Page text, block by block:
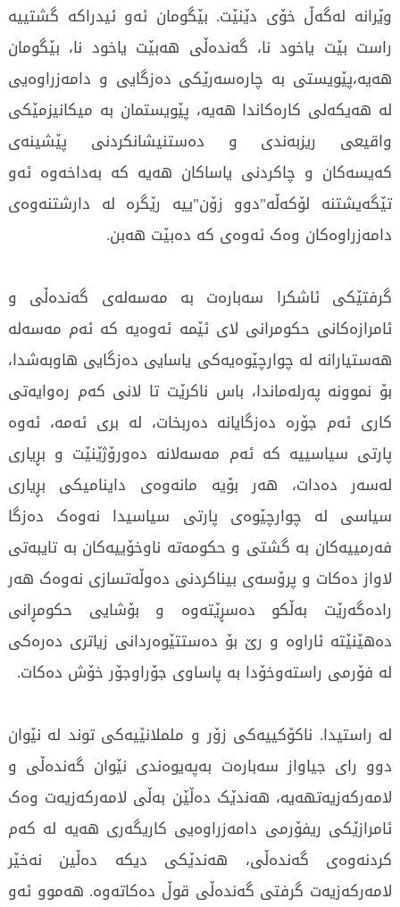
وێرانە لەگەڵ خۆی دێنێت. بێگومان ئەو ئیدراکە گشتییە
راست بێت یاخود نا، گەندەڵی هەبێت یاخود نا، بێگومان
هەیە،پێویستی بە چارەسەرێکی دەزگایی و دامەزراوەیی
لە هەیکەلی کارەکاندا هەیە، پێویستمان بە میکانیزمێکی
واقیعی ریزبەندی و دەستنیشانکردنی پێشینەی
کەیسەکان و چاکردنی یاساکان هەیە کە بەداخەوە ئەو
تێگەیشتنە لۆکەڵە"دوو زۆن"ییە رێگرە لە دارشتنەوەی
دامەزراوەکان وەک ئەوەی کە دەبێت هەبن.
گرفتێکی ئاشکرا سەبارەت بە مەسەلەی گەندەڵی و
ئامرازەکانی حکومرانی لای ئێمە ئەوەیە کە ئەم مەسەلە
هەستیارانە لە چوارچێوەیەکی یاسایی دەزگایی هاوبەشدا،
بۆ نموونە پەرلەماندا، باس ناکرێت تا لانی کەم رەوایەتی
کاری ئەم جۆرە دەزگایانە دەربخات، لە بری ئەمە، ئەوە
پارتی سیاسییە کە ئەم مەسەلانە دەورۆژێنێت و بڕیاری
لەسەر دەدات، هەر بۆیە مانەوەی داینامیکی بڕیاری
سیاسی لە چوارچێوەی پارتی سیاسیدا نەوەک دەزگا
فەرمییەکان بە گشتی و حکومەتە ناوخۆییەکان بە تایبەتی
لاواز دەکات و پرۆسەی بیناکردنی دەوڵەتسازی نەوەک هەر
رادەگەرێت بەڵکو دەسڕێتەوە و بۆشایی حکومڕانی
دەهێنێتە ئاراوە و رێ بۆ دەستتێوەردانی زیاتری دەرەکی
لە فۆرمی راستەوخۆدا بە پاساوی جۆراوجۆر خۆش دەکات.
لە راستیدا. ناکۆکییەکی زۆر و ململانێیەکی توند لە نێوان
دوو رای جیاواز سەبارەت بەپەیوەندی نێوان گەندەڵی و
لامەرکەزیەتهەیە، هەندێک دەڵێن بەڵی لامەرکەزیەت وەک
ئامرازێکی ریفۆرمی دامەزراوەیی کاریگەری هەیە لە کەم
کردنەوەی گەندەڵی، هەندێکی دیکە دەڵین نەخێر
لامەرکەزیەت گرفتی گەندەڵی قوڵ دەکاتەوە. هەموو ئەو